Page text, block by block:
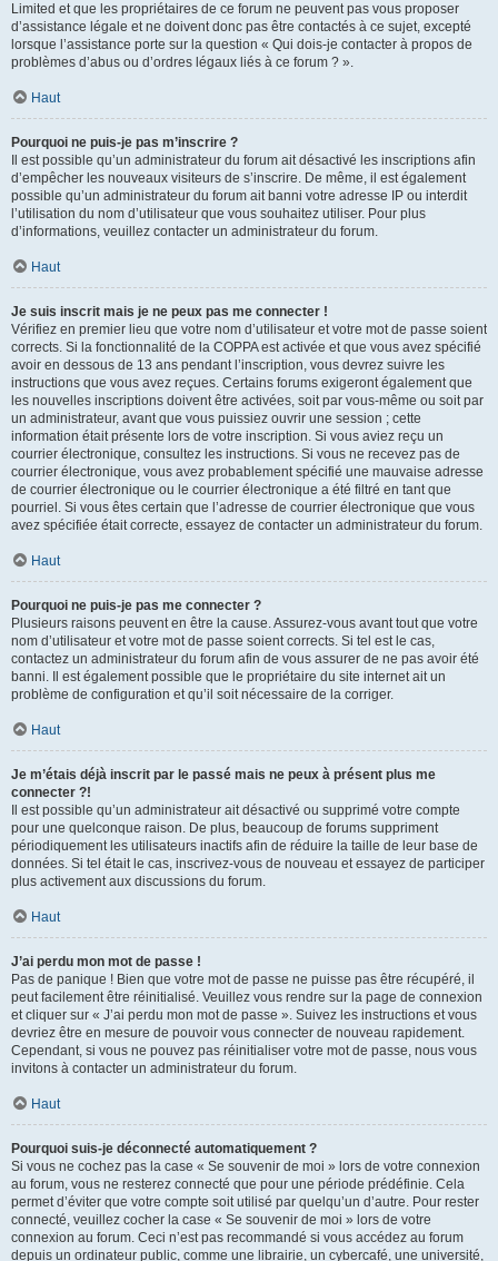
Limited et que les propriétaires de ce forum ne peuvent pas vous proposer
d’assistance légale et ne doivent donc pas être contactés à ce sujet, excepté
lorsque l’assistance porte sur la question « Qui dois-je contacter à propos de
problèmes d’abus ou d’ordres légaux liés à ce forum ? ».
Haut
Pourquoi ne puis-je pas m’inscrire ?
Il est possible qu’un administrateur du forum ait désactivé les inscriptions afin
d’empêcher les nouveaux visiteurs de s’inscrire. De même, il est également
possible qu’un administrateur du forum ait banni votre adresse IP ou interdit
l’utilisation du nom d’utilisateur que vous souhaitez utiliser. Pour plus
d’informations, veuillez contacter un administrateur du forum.
Haut
Je suis inscrit mais je ne peux pas me connecter !
Vérifiez en premier lieu que votre nom d’utilisateur et votre mot de passe soient
corrects. Si la fonctionnalité de la COPPA est activée et que vous avez spécifié
avoir en dessous de 13 ans pendant l’inscription, vous devrez suivre les
instructions que vous avez reçues. Certains forums exigeront également que
les nouvelles inscriptions doivent être activées, soit par vous-même ou soit par
un administrateur, avant que vous puissiez ouvrir une session ; cette
information était présente lors de votre inscription. Si vous aviez reçu un
courrier électronique, consultez les instructions. Si vous ne recevez pas de
courrier électronique, vous avez probablement spécifié une mauvaise adresse
de courrier électronique ou le courrier électronique a été filtré en tant que
pourriel. Si vous êtes certain que l’adresse de courrier électronique que vous
avez spécifiée était correcte, essayez de contacter un administrateur du forum.
Haut
Pourquoi ne puis-je pas me connecter ?
Plusieurs raisons peuvent en être la cause. Assurez-vous avant tout que votre
nom d’utilisateur et votre mot de passe soient corrects. Si tel est le cas,
contactez un administrateur du forum afin de vous assurer de ne pas avoir été
banni. Il est également possible que le propriétaire du site internet ait un
problème de configuration et qu’il soit nécessaire de la corriger.
Haut
Je m’étais déjà inscrit par le passé mais ne peux à présent plus me
connecter ?!
Il est possible qu’un administrateur ait désactivé ou supprimé votre compte
pour une quelconque raison. De plus, beaucoup de forums suppriment
périodiquement les utilisateurs inactifs afin de réduire la taille de leur base de
données. Si tel était le cas, inscrivez-vous de nouveau et essayez de participer
plus activement aux discussions du forum.
Haut
J’ai perdu mon mot de passe !
Pas de panique ! Bien que votre mot de passe ne puisse pas être récupéré, il
peut facilement être réinitialisé. Veuillez vous rendre sur la page de connexion
et cliquer sur « J’ai perdu mon mot de passe ». Suivez les instructions et vous
devriez être en mesure de pouvoir vous connecter de nouveau rapidement.
Cependant, si vous ne pouvez pas réinitialiser votre mot de passe, nous vous
invitons à contacter un administrateur du forum.
Haut
Pourquoi suis-je déconnecté automatiquement ?
Si vous ne cochez pas la case « Se souvenir de moi » lors de votre connexion
au forum, vous ne resterez connecté que pour une période prédéfinie. Cela
permet d’éviter que votre compte soit utilisé par quelqu’un d’autre. Pour rester
connecté, veuillez cocher la case « Se souvenir de moi » lors de votre
connexion au forum. Ceci n’est pas recommandé si vous accédez au forum
depuis un ordinateur public, comme une librairie, un cybercafé, une université,